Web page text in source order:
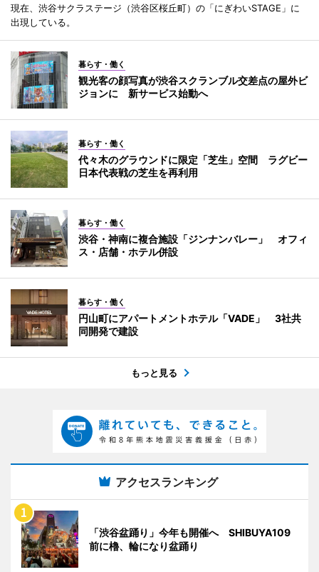
現在、渋谷サクラステージ（渋谷区桜丘町）の「にぎわいSTAGE」に
出現している。
暮らす・働く
観光客の顔写真が渋谷スクランブル交差点の屋外ビ
ジョンに 新サービス始動へ
暮らす・働く
代々木のグラウンドに限定「芝生」空間 ラグビー
日本代表戦の芝生を再利用
暮らす・働く
渋谷・神南に複合施設「ジンナンバレー」 オフィ
ス・店舗・ホテル併設
暮らす・働く
円山町にアパートメントホテル「VADE」 3社共
同開発で建設
もっと見る
アクセスランキング
「渋谷盆踊り」今年も開催へ SHIBUYA109
前に櫓、輪になり盆踊り